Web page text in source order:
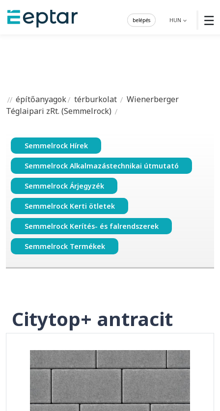
☰
HUN
belépés
építőanyagok térburkolat
Wienerberger
Téglaipari zRt. (Semmelrock)
Semmelrock Hírek
Semmelrock Alkalmazástechnikai útmutató
Semmelrock Árjegyzék
Semmelrock Kerti ötletek
Semmelrock Kerítés- és falrendszerek
Semmelrock Termékek
Citytop+ antracit